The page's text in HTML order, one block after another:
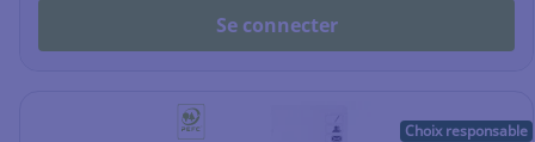
Se connecter
Choix responsable